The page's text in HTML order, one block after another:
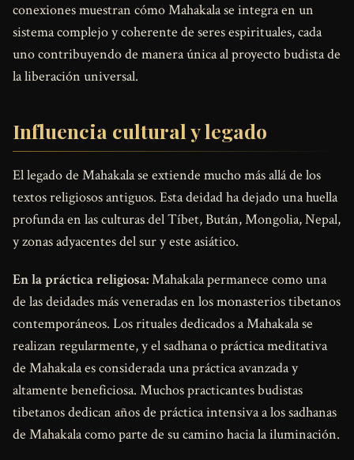
conexiones muestran cómo Mahakala se integra en un
sistema complejo y coherente de seres espirituales, cada
uno contribuyendo de manera única al proyecto budista de
la liberación universal.
Influencia cultural y legado
El legado de Mahakala se extiende mucho más allá de los
textos religiosos antiguos. Esta deidad ha dejado una huella
profunda en las culturas del Tíbet, Bután, Mongolia, Nepal,
y zonas adyacentes del sur y este asiático.
En la práctica religiosa:Mahakala permanece como una
de las deidades más veneradas en los monasterios tibetanos
contemporáneos. Los rituales dedicados a Mahakala se
realizan regularmente, y el sadhana o práctica meditativa
de Mahakala es considerada una práctica avanzada y
altamente beneficiosa. Muchos practicantes budistas
tibetanos dedican años de práctica intensiva a los sadhanas
de Mahakala como parte de su camino hacia la iluminación.